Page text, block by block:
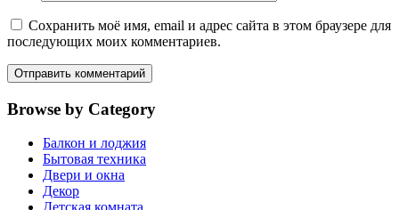
Сохранить моё имя, email и адрес сайта в этом браузере для
последующих моих комментариев.
Browse by Category
Балкон и лоджия
Бытовая техника
Двери и окна
Декор